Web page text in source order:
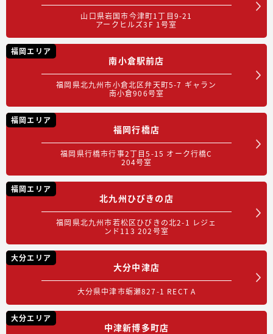
山口県岩国市今津町1丁目9-21
アークヒルズ3F 1号室
福岡エリア
南小倉駅前店
福岡県北九州市小倉北区弁天町5-7 ギャラン
南小倉906号室
福岡エリア
福岡行橋店
福岡県行橋市行事2丁目5-15 オーク行橋C
204号室
福岡エリア
北九州ひびきの店
福岡県北九州市若松区ひびきの北2-1 レジェ
ンド113 202号室
大分エリア
大分中津店
大分県中津市蛎瀬827-1 RECT A
大分エリア
中津新博多町店